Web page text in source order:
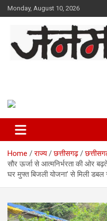
Skip
to
Monday, August 10, 2026
Home राज्य छत्तीसगढ़
सौर ऊर्जा से आत्मनिर्भरता की ओर
घर मुफ्त बिजली योजना’ से मिली डबल